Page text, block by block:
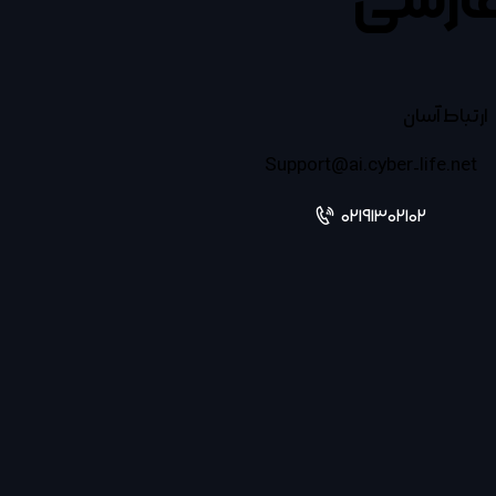
ارتباط آسان
Support@ai.cyber-life.net
02191302102